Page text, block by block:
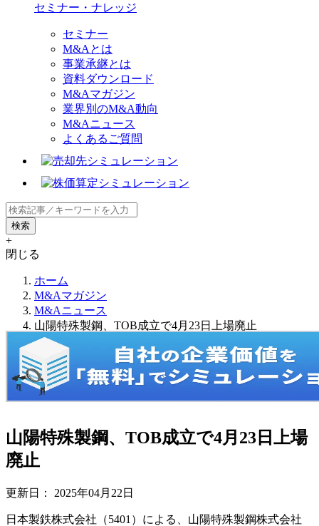
セミナー・ナレッジ
セミナー
M&Aとは
事業承継とは
資料ダウンロード
M&Aマガジン
業界別のM&A動向
M&Aニュース
よくあるご質問
+
閉じる
ホーム
M&Aマガジン
M&Aニュース
山陽特殊製鋼、TOB成立で4月23日上場廃止
山陽特殊製鋼、TOB成立で4月23日上場
廃止
更新日： 2025年04月22日
日本製鉄株式会社（5401）による、山陽特殊製鋼株式会社